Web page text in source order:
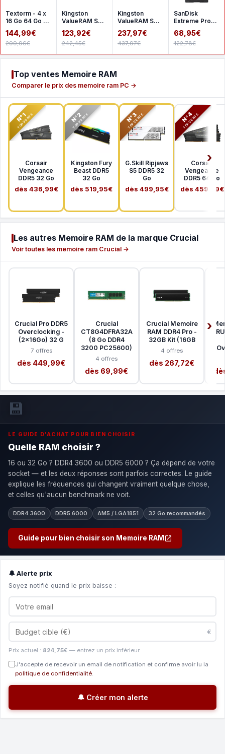
Textorm - 4 x
16 Go 64 Go -
DDR4 2666
MHz - CL19
144,99€
299,96€
Kingston
ValueRAM SO-
DIMM 16 Go
DDR4 3200
MHz CL22
123,92€
242,45€
Kingston
ValueRAM SO-
DIMM 32 Go
DDR4 3200
MHz CL22
237,97€
437,97€
SanDisk
Extreme Pro
SDHC UHS-I
256 Go
SDSDXXD-
68,95€
122,78€
Top ventes Memoire RAM
Comparer le prix des memoire ram PC →
N°1
TOP VENTE
Corsair
Vengeance
DDR5 32 Go
dès 436,99€
N°2
TOP VENTE
Kingston Fury
Beast DDR5
32 Go
dès 519,95€
N°3
TOP VENTE
G.Skill Ripjaws
S5 DDR5 32
Go
dès 499,95€
N°4
TOP VENTE
Corsair
Vengeance
DDR5 64 Go
dès 459,99€
Les autres Memoire RAM de la marque Crucial
Voir toutes les memoire ram Crucial →
Crucial Pro DDR5
Overclocking -
(2x16Go) 32 G
7 offres
dès 449,99€
Crucial
CT8G4DFRA32A
(8 Go DDR4
3200 PC25600)
4 offres
dès 69,99€
Crucial Memoire
RAM DDR4 Pro -
32GB Kit (16GB
4 offres
dès 267,72€
💾
LE GUIDE D'ACHAT POUR BIEN CHOISIR
Quelle RAM choisir ?
16 ou 32 Go ? DDR4 3600 ou DDR5 6000 ? Ça dépend de votre
socket — et les deux réponses sont parfois correctes. Le guide
explique les fréquences qui changent vraiment quelque chose,
et celles qu'aucun benchmark ne voit.
DDR4 3600 DDR5 6000 AM5 / LGA1851 32 Go recommandés
Guide pour bien choisir son Memoire RAM
🔔 Alerte prix
Soyez notifié quand le prix baisse :
€
Prix actuel : 824,75€ — entrez un prix inférieur
J'accepte de recevoir un email de notification et confirme avoir lu la
politique de confidentialité.
🔔 Créer mon alerte